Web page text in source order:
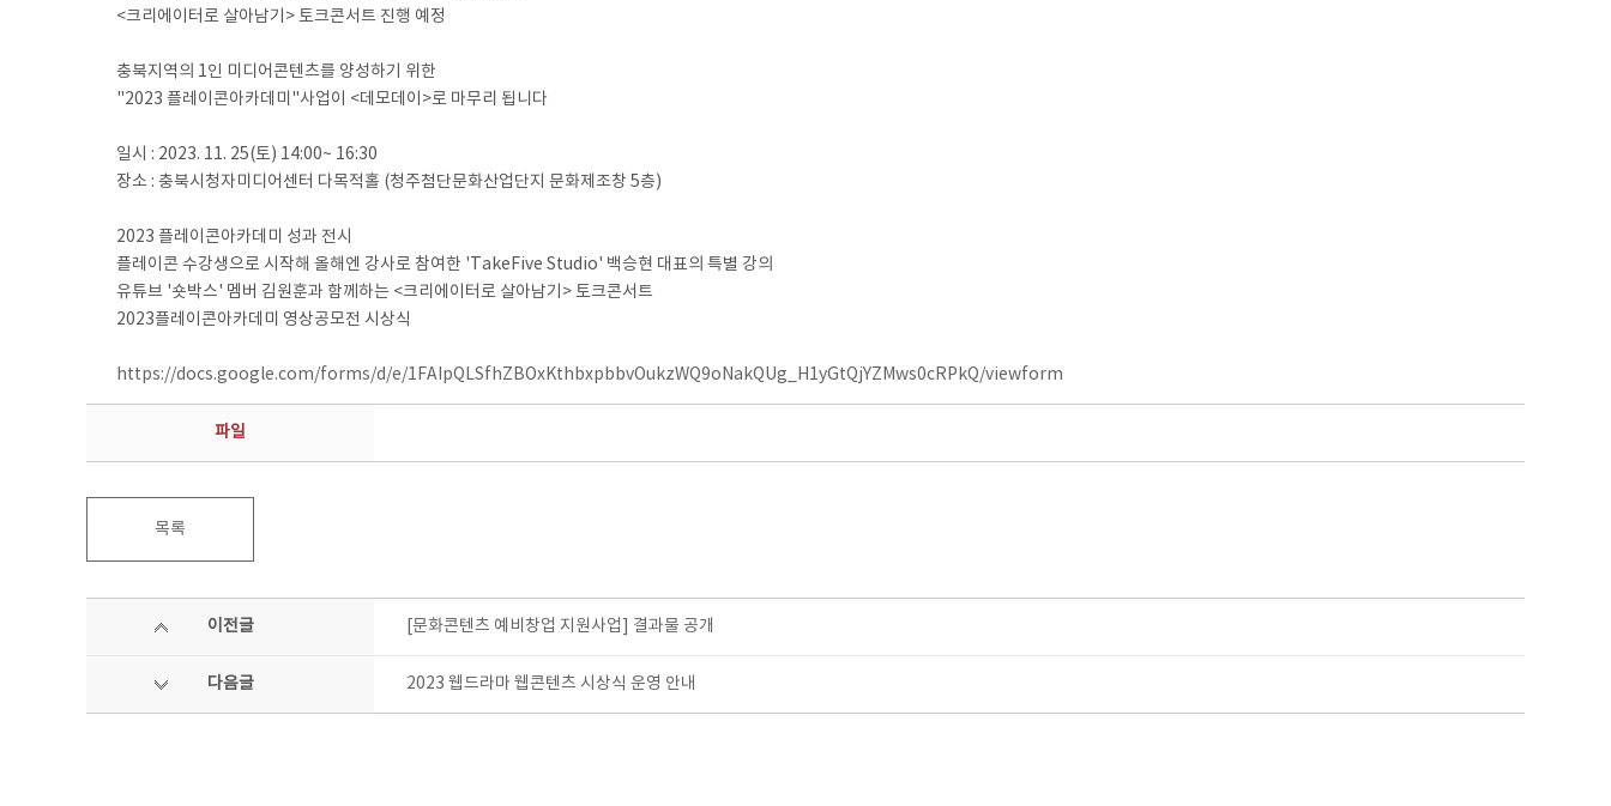
<크리에이터로 살아남기> 토크콘서트 진행 예정
충북지역의 1인 미디어콘텐츠를 양성하기 위한
"2023 플레이콘아카데미"사업이 <데모데이>로 마무리 됩니다
일시 : 2023. 11. 25(토) 14:00~ 16:30
장소 : 충북시청자미디어센터 다목적홀 (청주첨단문화산업단지 문화제조창 5층)
2023 플레이콘아카데미 성과 전시
플레이콘 수강생으로 시작해 올해엔 강사로 참여한 'TakeFive Studio' 백승현 대표의 특별 강의
유튜브 '숏박스' 멤버 김원훈과 함께하는 <크리에이터로 살아남기> 토크콘서트
2023플레이콘아카데미 영상공모전 시상식
https://docs.google.com/forms/d/e/1FAIpQLSfhZBOxKthbxpbbvOukzWQ9oNakQUg_H1yGtQjYZMws0cRPkQ/viewform
파일
목록
이전글 [문화콘텐츠 예비창업 지원사업] 결과물 공개
다음글 2023 웹드라마 웹콘텐츠 시상식 운영 안내